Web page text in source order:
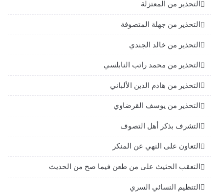
التحذير من المعتزلة
التحذير من جهلة المتصوفة
التحذير من خالد الجندي
التحذير من محمد راتب النابلسي
التحذير من هادم الدين الألباني
التحذير من يوسف القرضاوي
التشرف بذكر أهل التصوف
التعاون على النهي عن المنكر
التعقب الحثيث على من طعن فيما صح من الحديث
التنظيم النسائي السري